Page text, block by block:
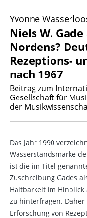
Yvonne
Niels W.
Nordens?
Rezeptions-
nach 1967
Beitrag zum
Gesellschaft für
der
Das Jahr 1990
Wasserstandsmarke
ist die im Titel
Zuschreibung Gades
Haltbarkeit im Hinblick
zu hinterfragen.
Erforschung von